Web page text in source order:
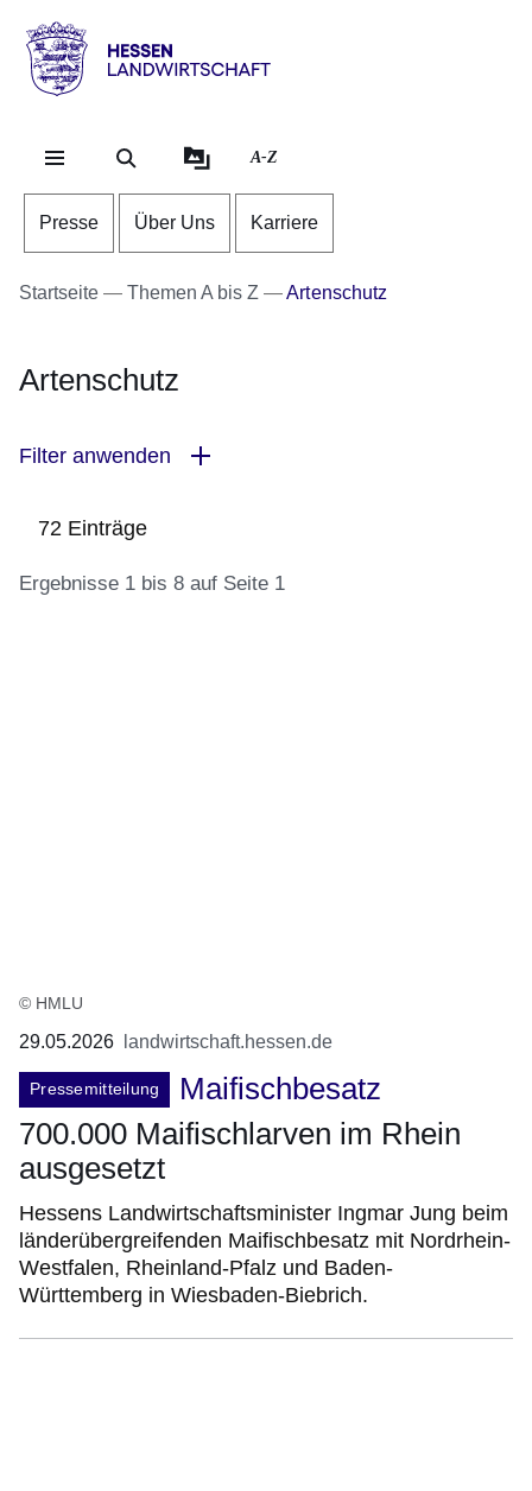
Hessen
Landwirtschaft
A-Z
Presse Über Uns Karriere
Startseite Themen A bis Z Artenschutz
Artenschutz
Filter anwenden
72 Einträge
Ergebnisse 1 bis 8 auf Seite 1
© HMLU
29.05.2026 landwirtschaft.hessen.de
Pressemitteilung
Maifischbesatz
700.000 Maifischlarven im Rhein
ausgesetzt
Hessens Landwirtschaftsminister Ingmar Jung beim
länderübergreifenden Maifischbesatz mit Nordrhein-
Westfalen, Rheinland-Pfalz und Baden-
Württemberg in Wiesbaden-Biebrich.